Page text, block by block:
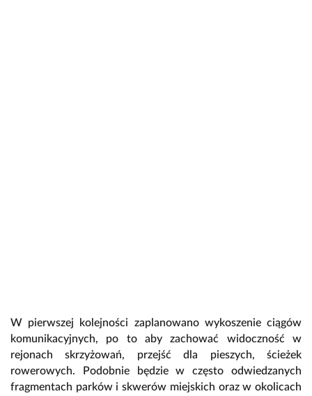
W pierwszej kolejności zaplanowano wykoszenie ciągów
komunikacyjnych, po to aby zachować widoczność w
rejonach skrzyżowań, przejść dla pieszych, ścieżek
rowerowych. Podobnie będzie w często odwiedzanych
fragmentach parków i skwerów miejskich oraz w okolicach